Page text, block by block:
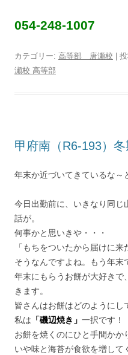
054-248-1007
カテゴリー: 高等部 唐瀬校 |
瀬校 高等部
甲府南（R6‐193）
年末か近づいてきているな～
今日出勤前に、いきなり同じ
話が。
何事かと思いきや・・・
「もちをついたから届けに来
そうなんですよね。もう年末
年末にもらうお餅が大好きで
きます。
皆さんはお餅はどのようにし
私は 「磯辺焼き」 一択です！
お餅を焼くのにひと手間かか
いや味と海苔が食欲を増して